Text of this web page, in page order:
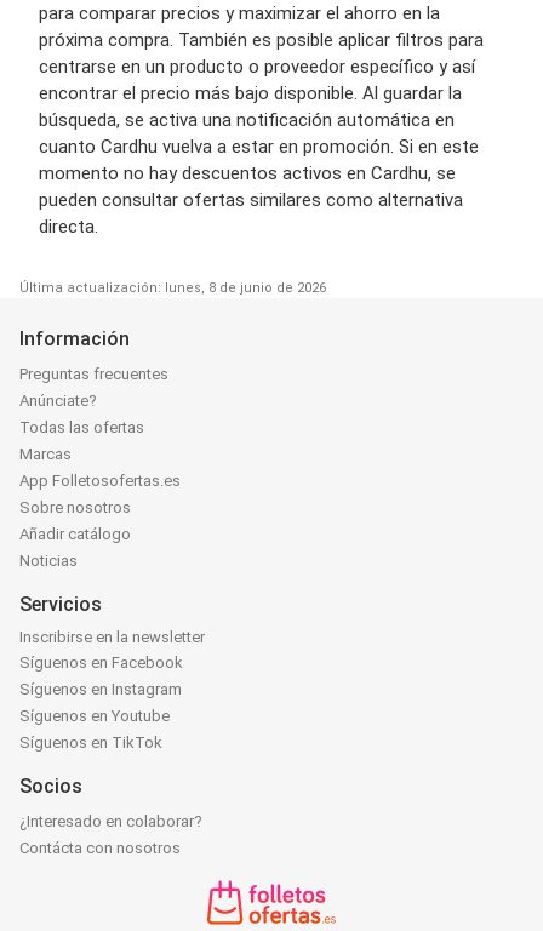
para comparar precios y maximizar el ahorro en la
próxima compra. También es posible aplicar filtros para
centrarse en un producto o proveedor específico y así
encontrar el precio más bajo disponible. Al guardar la
búsqueda, se activa una notificación automática en
cuanto Cardhu vuelva a estar en promoción. Si en este
momento no hay descuentos activos en Cardhu, se
pueden consultar ofertas similares como alternativa
directa.
Última actualización: lunes, 8 de junio de 2026
Información
Preguntas frecuentes
Anúnciate?
Todas las ofertas
Marcas
App Folletosofertas.es
Sobre nosotros
Añadir catálogo
Noticias
Servicios
Inscribirse en la newsletter
Síguenos en Facebook
Síguenos en Instagram
Síguenos en Youtube
Síguenos en TikTok
Socios
¿Interesado en colaborar?
Contácta con nosotros